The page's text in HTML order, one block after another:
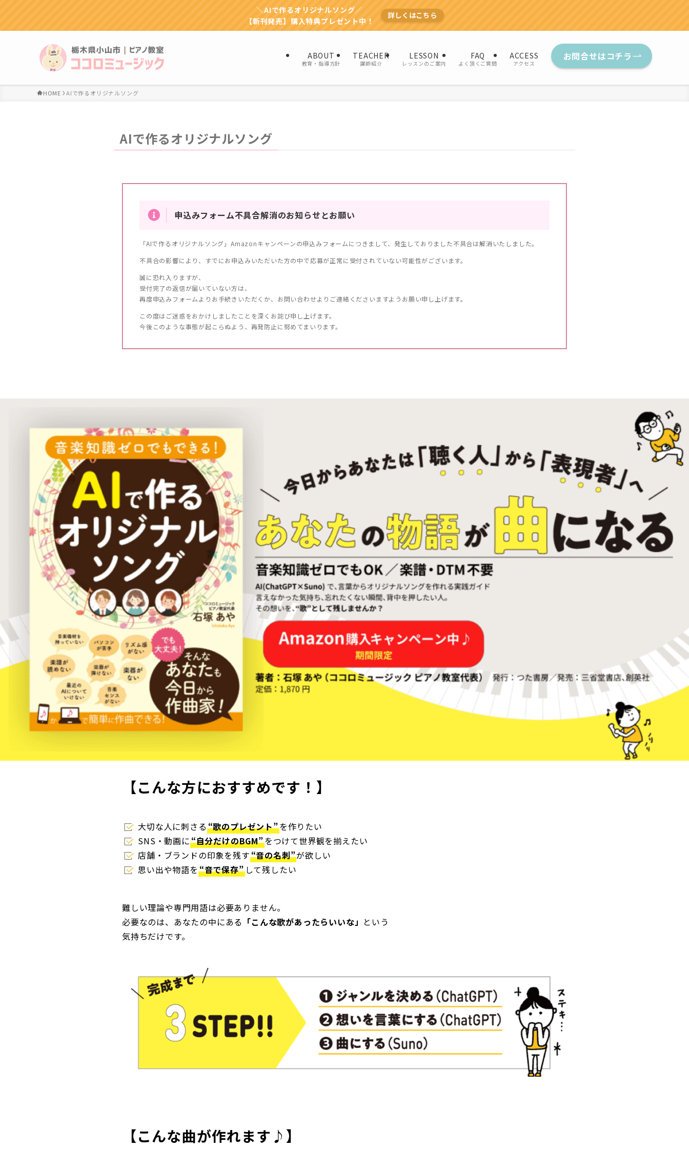
＼AIで作るオリジナルソング／
【新刊発売】購入特典プレゼント中！
詳しくはこちら
ABOUT
教育・指導方針
TEACHER
講師紹介
LESSON
レッスンのご案内
FAQ
よく頂くご質問
ACCESS
アクセス
お問合せはコチラ
HOME AIで作るオリジナルソング
AIで作るオリジナルソング
申込みフォーム不具合解消のお知らせとお願い
「AIで作るオリジナルソング」Amazonキャンペーンの申込みフォームにつきまして、発生しておりました不具合は解消いたしました。
不具合の影響により、すでにお申込みいただいた方の中で応募が正常に受付されていない可能性がございます。
誠に恐れ入りますが、
受付完了の返信が届いていない方は、
再度申込みフォームよりお手続きいただくか、お問い合わせよりご連絡くださいますようお願い申し上げます。
この度はご迷惑をおかけしましたことを深くお詫び申し上げます。
今後このような事態が起こらぬよう、再発防止に努めてまいります。
【こんな方におすすめです！】
大切な人に刺さる“歌のプレゼント”を作りたい
SNS・動画に“自分だけのBGM”をつけて世界観を揃えたい
店舗・ブランドの印象を残す“音の名刺”が欲しい
思い出や物語を“音で保存”して残したい
難しい理論や専門用語は必要ありません。
必要なのは、あなたの中にある 「こんな歌があったらいいな」 という
気持ちだけです。
【こんな曲が作れます♪】